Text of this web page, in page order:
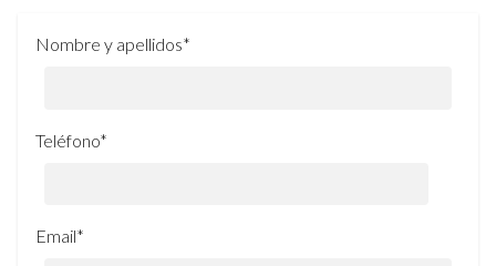
Nombre y apellidos*
Teléfono*
Email*